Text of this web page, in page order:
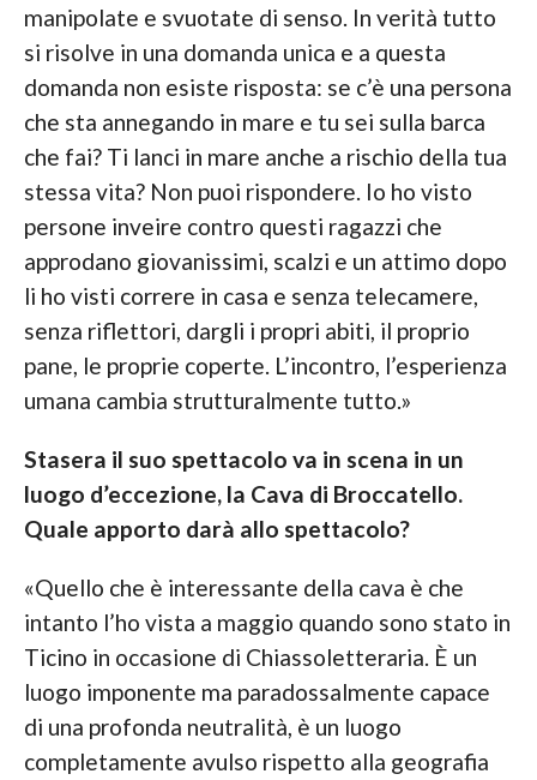
manipolate e svuotate di senso. In verità tutto
si risolve in una domanda unica e a questa
domanda non esiste risposta: se c’è una persona
che sta annegando in mare e tu sei sulla barca
che fai? Ti lanci in mare anche a rischio della tua
stessa vita? Non puoi rispondere. Io ho visto
persone inveire contro questi ragazzi che
approdano giovanissimi, scalzi e un attimo dopo
li ho visti correre in casa e senza telecamere,
senza riflettori, dargli i propri abiti, il proprio
pane, le proprie coperte. L’incontro, l’esperienza
umana cambia strutturalmente tutto.»
Stasera il suo spettacolo va in scena in un
luogo d’eccezione, la Cava di Broccatello.
Quale apporto darà allo spettacolo?
«Quello che è interessante della cava è che
intanto l’ho vista a maggio quando sono stato in
Ticino in occasione di Chiassoletteraria. È un
luogo imponente ma paradossalmente capace
di una profonda neutralità, è un luogo
completamente avulso rispetto alla geografia